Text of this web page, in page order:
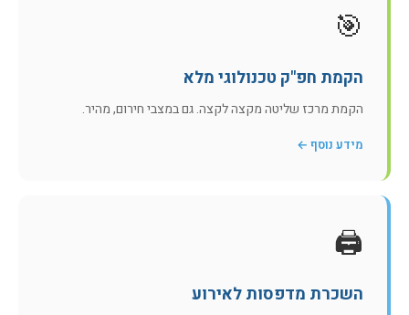
🎯
הקמת חפ"ק טכנולוגי מלא
הקמת מרכז שליטה מקצה לקצה. גם במצבי חירום, מהיר.
מידע נוסף ←
🖨️
השכרת מדפסות לאירוע